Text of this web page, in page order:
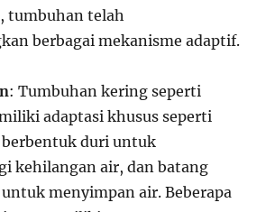
tumbuhan telah
berbagai mekanisme adaptif.
: Tumbuhan kering seperti
adaptasi khusus seperti
berbentuk duri untuk
kehilangan air, dan batang
menyimpan air. Beberapa